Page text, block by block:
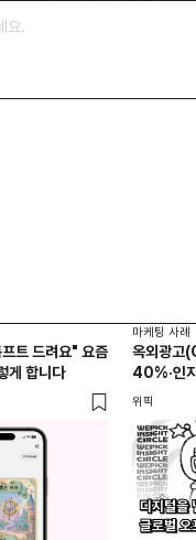
트 드려요" 요즘
게 합니다
마케팅 사례
옥외광고
40%·인
활용법 |
위픽